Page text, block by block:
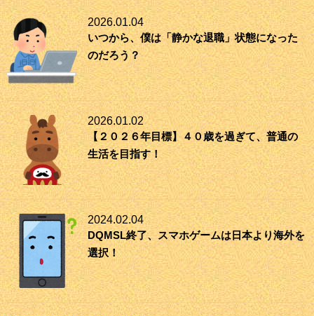
2026.01.04
いつから、僕は「静かな退職」状態になった
のだろう？
2026.01.02
【２０２６年目標】４０歳を過ぎて、普通の
生活を目指す！
2024.02.04
DQMSL終了、スマホゲームは日本より海外を
選択！